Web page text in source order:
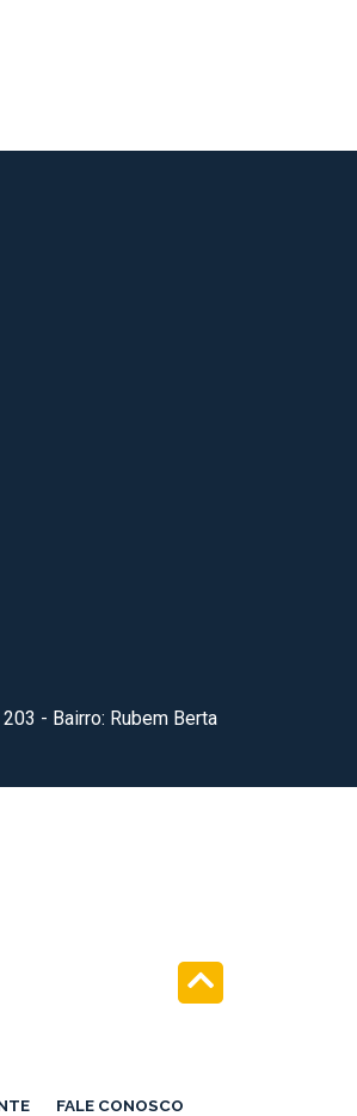
- Bairro: Rubem Berta
FALE CONOSCO